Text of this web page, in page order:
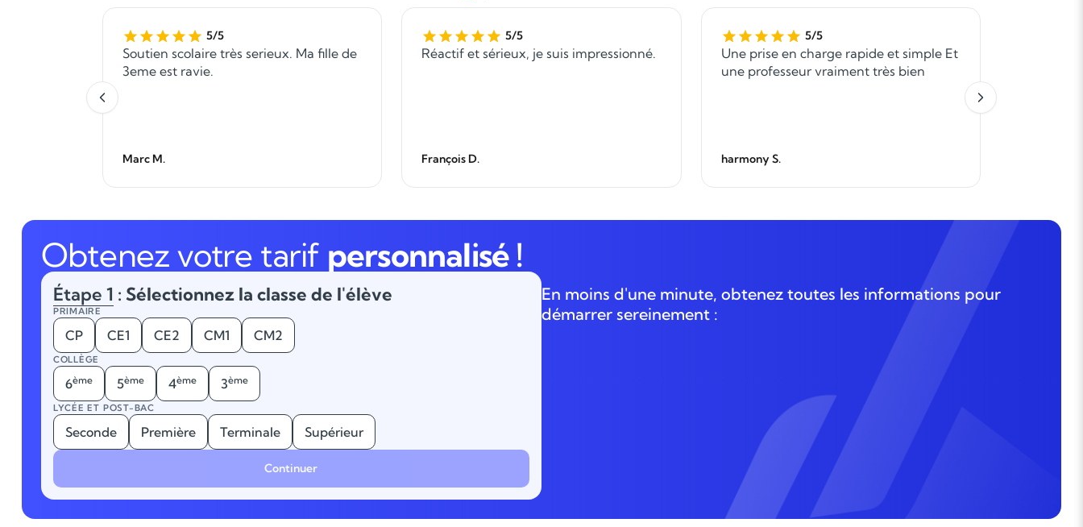
5/5
Soutien scolaire très serieux. Ma fille de
3eme est ravie.
Marc M.
5/5
Réactif et sérieux, je suis impressionné.
François D.
5/5
Une prise en charge rapide et simple Et
une professeur vraiment très bien
harmony S.
Obtenez votre tarif personnalisé !
En moins d'une minute, obtenez toutes les informations pour
démarrer sereinement :
Étape 1 : Sélectionnez la classe de l'élève
PRIMAIRE
CP CE1 CE2 CM1 CM2
COLLÈGE
6ème 5ème 4ème 3ème
LYCÉE ET POST-BAC
Seconde Première Terminale Supérieur
Continuer